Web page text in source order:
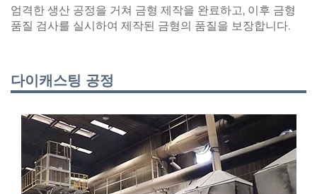
엄격한 생산 공정을 거쳐 금형 제작을 완료하고, 이후 금형
품질 검사를 실시하여 제작된 금형의 품질을 보장합니다.
다이캐스팅 공정